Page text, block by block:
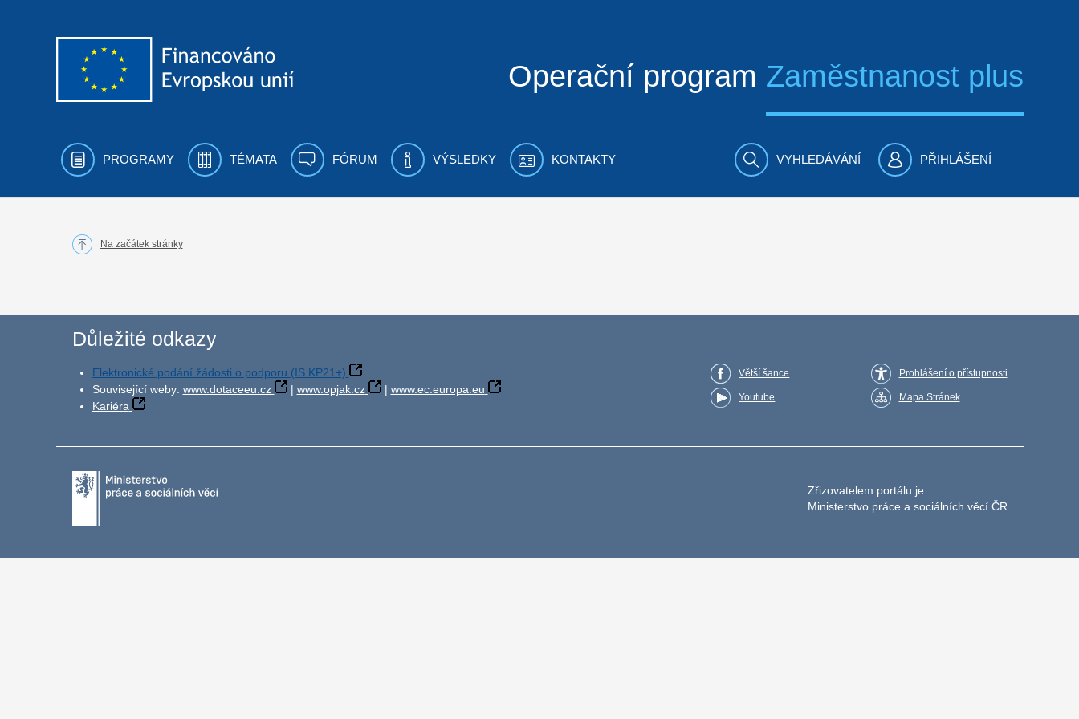
Operační program Zaměstnanost plus
PROGRAMY TÉMATA FÓRUM VÝSLEDKY KONTAKTY VYHLEDÁVÁNÍ PŘIHLÁŠENÍ
Na začátek stránky
Důležité odkazy
Elektronické podání žádosti o podporu (IS KP21+)
Související weby: www.dotaceeu.cz | www.opjak.cz | www.ec.europa.eu
Kariéra
Větší šance
Youtube
Prohlášení o přístupnosti
Mapa Stránek
Zřizovatelem portálu je
Ministerstvo práce a sociálních věcí ČR